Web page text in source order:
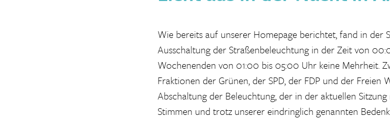
Wie bereits auf unserer Homepage berichtet, fand in der
Ausschaltung der Straßenbeleuchtung in der Zeit von
Wochenenden von 01:00 bis 05:00 Uhr keine Mehrheit.
Fraktionen der Grünen, der SPD, der FDP und der
Abschaltung der Beleuchtung, der in der aktuellen
Stimmen und trotz unserer eindringlich genannten